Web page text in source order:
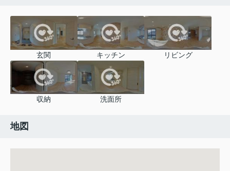
玄関 キッチン リビング
収納 洗面所
地図